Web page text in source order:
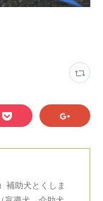
補助犬とくしま